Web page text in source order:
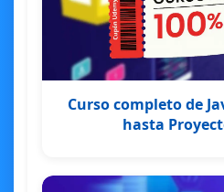
Curso completo de
hasta